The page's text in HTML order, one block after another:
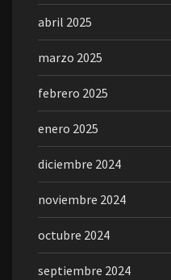
abril 2025
marzo 2025
febrero 2025
enero 2025
diciembre 2024
noviembre 2024
octubre 2024
septiembre 2024